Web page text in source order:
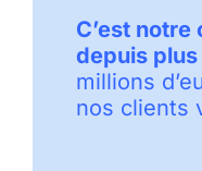
C’est
depuis
millions
nos clients